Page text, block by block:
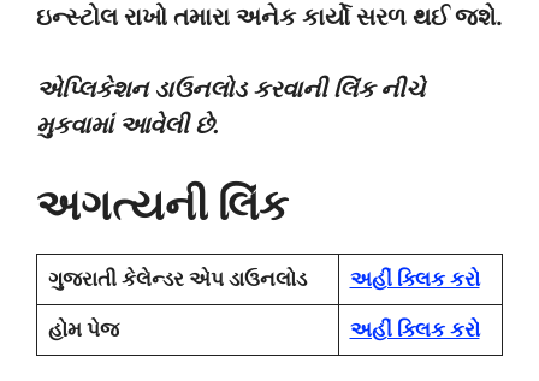
ઇન્સ્ટોલ રાખો તમારા અનેક કાર્યો સરળ થઈ જશે.
એપ્લિકેશન ડાઉનલોડ કરવાની લિંક નીચે
મુકવામાં આવેલી છે.
અગત્યની લિંક
ગુજરાતી કેલેન્ડર એપ ડાઉનલોડ અહીં ક્લિક કરો
હોમ પેજ અહીં ક્લિક કરો